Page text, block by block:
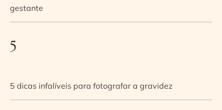
gestante
5
5 dicas infalíveis para fotografar a gravidez